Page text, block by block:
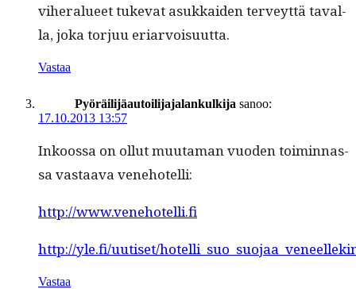
viher­alueet tuke­vat asukkaiden ter­veyt­tä taval­
la, joka tor­juu eriarvoisuutta.
Vastaa
Pyöräilijäautoilijajalankulkija sanoo:
17.10.2013 13:57
Inkoos­sa on ollut muu­ta­man vuo­den toimin­nas­
sa vas­taa­va venehotelli:
http://www.venehotelli.fi
http://yle.fi/uutiset/
Vastaa